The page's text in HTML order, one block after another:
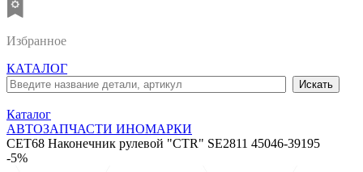
Избранное
КАТАЛОГ
Каталог
АВТОЗАПЧАСТИ ИНОМАРКИ
CET68 Наконечник рулевой "CTR" SE2811 45046-39195
-5%